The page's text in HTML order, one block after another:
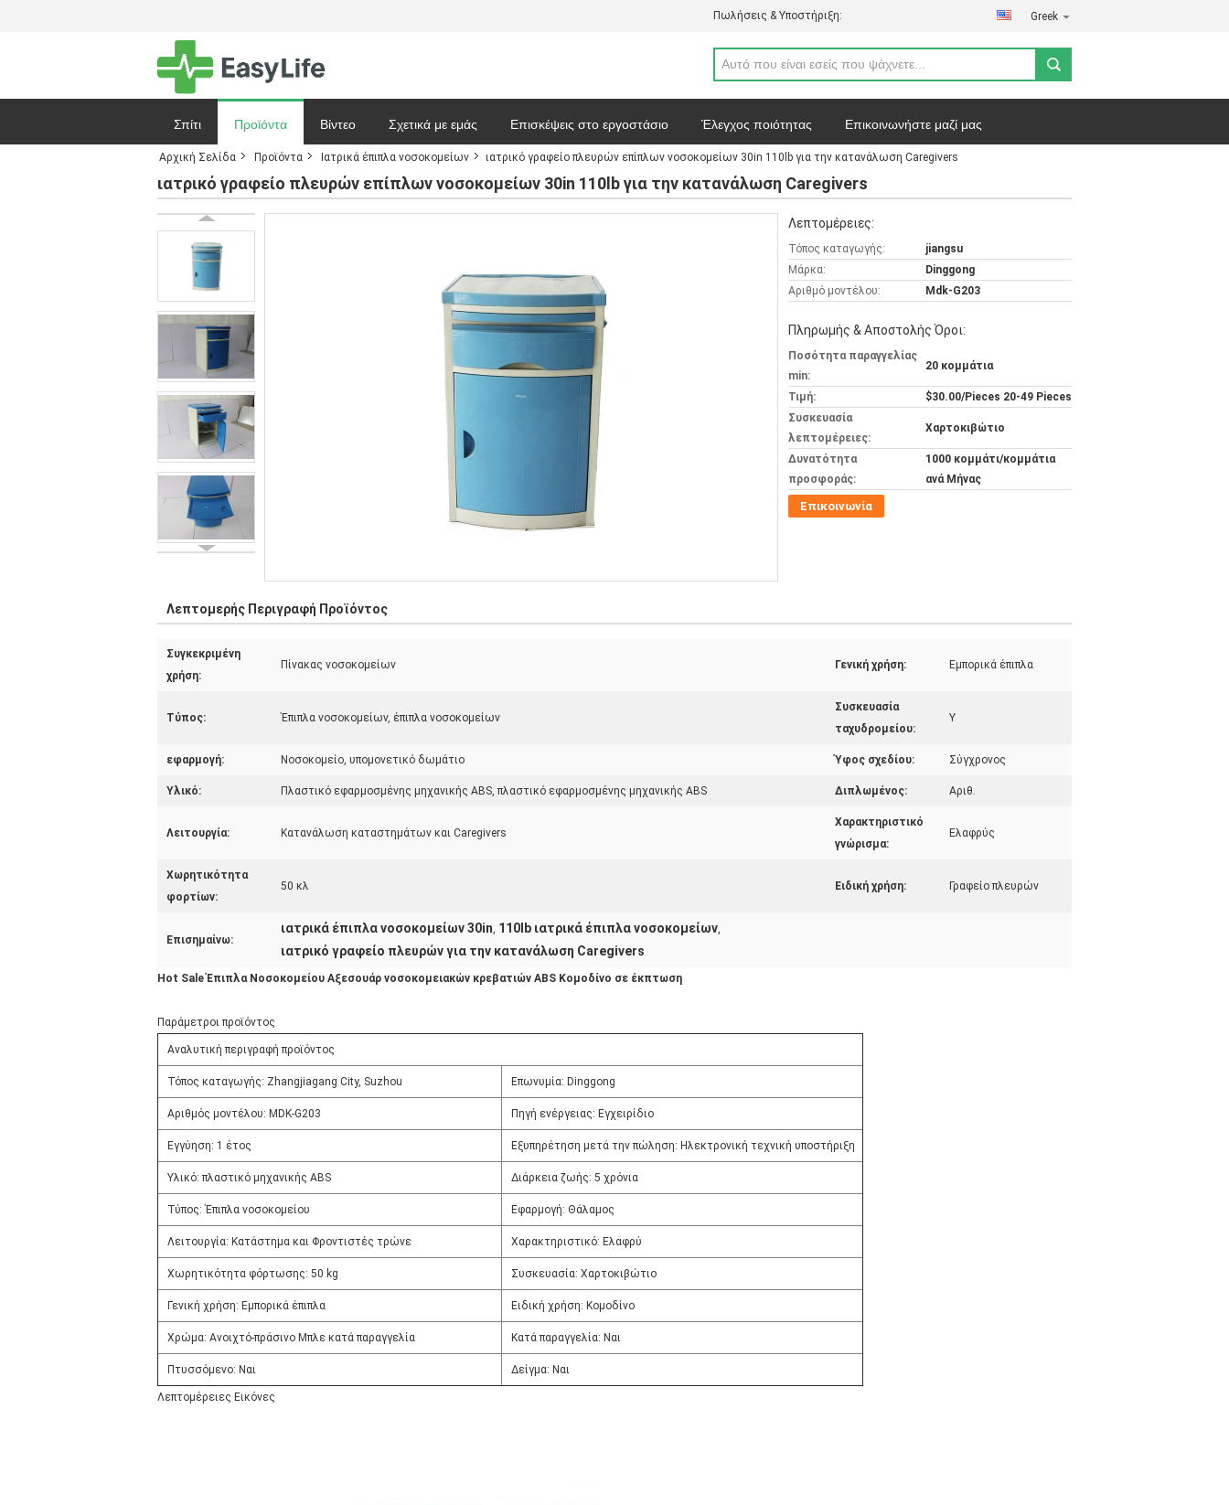
Πωλήσεις & Υποστήριξη: Greek
Σπίτι Προϊόντα Βίντεο Σχετικά με εμάς Επισκέψεις στο εργοστάσιο Έλεγχος ποιότητας Επικοινωνήστε μαζί μας
Ζητήστε ένα απόσπασμα Ειδήσεις Χάρτης ιστοσελίδας Πολιτική απορρήτου
Αρχική Σελίδα Προϊόντα Ιατρικά έπιπλα νοσοκομείων ιατρικό γραφείο πλευρών επίπλων νοσοκομείων 30in 110lb για την κατανάλωση Caregivers
ιατρικό γραφείο πλευρών επίπλων νοσοκομείων 30in 110lb για την κατανάλωση Caregivers
Λεπτομέρειες:
Τόπος καταγωγής:
jiangsu
Μάρκα:
Dinggong
Αριθμό μοντέλου:
Mdk-G203
Πληρωμής & Αποστολής Όροι:
Ποσότητα παραγγελίας
min:
20 κομμάτια
Τιμή:
$30.00/Pieces 20-49 Pieces
Συσκευασία
λεπτομέρειες:
Χαρτοκιβώτιο
Δυνατότητα
προσφοράς:
1000 κομμάτι/κομμάτια
ανά Μήνας
Επικοινωνία
Λεπτομερής Περιγραφή Προϊόντος
Συγκεκριμένη
χρήση:
Πίνακας νοσοκομείων Γενική χρήση: Εμπορικά έπιπλα
Τύπος: Έπιπλα νοσοκομείων, έπιπλα νοσοκομείων
Συσκευασία
ταχυδρομείου:
Υ
εφαρμογή: Νοσοκομείο, υπομονετικό δωμάτιο Ύφος σχεδίου: Σύγχρονος
Υλικό: Πλαστικό εφαρμοσμένης μηχανικής ABS, πλαστικό εφαρμοσμένης μηχανικής ABS Διπλωμένος: Αριθ.
Λειτουργία: Κατανάλωση καταστημάτων και Caregivers
Χαρακτηριστικό
γνώρισμα:
Ελαφρύς
Χωρητικότητα
φορτίων:
50 κλ Ειδική χρήση: Γραφείο πλευρών
Επισημαίνω:
ιατρικά έπιπλα νοσοκομείων 30in, 110lb ιατρικά έπιπλα νοσοκομείων,
ιατρικό γραφείο πλευρών για την κατανάλωση Caregivers
Hot Sale Έπιπλα Νοσοκομείου Αξεσουάρ νοσοκομειακών κρεβατιών ABS Κομοδίνο σε έκπτωση
Παράμετροι προϊόντος
Αναλυτική περιγραφή προϊόντος
Τόπος καταγωγής: Zhangjiagang City, Suzhou Επωνυμία: Dinggong
Αριθμός μοντέλου: MDK-G203 Πηγή ενέργειας: Εγχειρίδιο
Εγγύηση: 1 έτος Εξυπηρέτηση μετά την πώληση: Ηλεκτρονική τεχνική υποστήριξη
Υλικό: πλαστικό μηχανικής ABS Διάρκεια ζωής: 5 χρόνια
Τύπος: Έπιπλα νοσοκομείου Εφαρμογή: Θάλαμος
Λειτουργία: Κατάστημα και Φροντιστές τρώνε Χαρακτηριστικό: Ελαφρύ
Χωρητικότητα φόρτωσης: 50 kg Συσκευασία: Χαρτοκιβώτιο
Γενική χρήση: Εμπορικά έπιπλα Ειδική χρήση: Κομοδίνο
Χρώμα: Ανοιχτό-πράσινο Μπλε κατά παραγγελία Κατά παραγγελία: Ναι
Πτυσσόμενο: Ναι Δείγμα: Ναι
Λεπτομέρειες Εικόνες